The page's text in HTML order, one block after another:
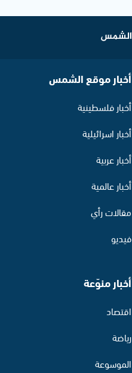
أخبار موقع الشمس
أخبار فلسطينية
أخبار اسرائيلية
أخبار عربية
أخبار عالمية
مقالات رأي
فيديو
أخبار منوّعة
اقتصاد
رياضة
الموسوعة